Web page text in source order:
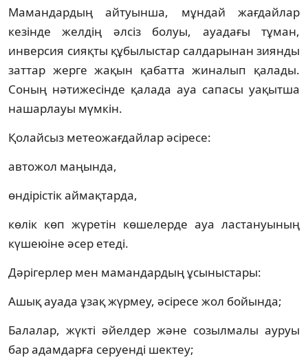
Мамандардың айтуынша, мұндай жағдайлар
кезінде желдің әлсіз болуы, ауадағы тұман,
инверсия сияқты құбылыстар салдарынан зиянды
заттар жерге жақын қабатта жиналып қалады.
Соның нәтижесінде қалада ауа сапасы уақытша
нашарлауы мүмкін.
Қолайсыз метеожағдайлар әсіресе:
автожол маңында,
өндірістік аймақтарда,
көлік көп жүретін көшелерде ауа ластануының
күшеюіне әсер етеді.
Дәрігерлер мен мамандардың ұсыныстары:
Ашық ауада ұзақ жүрмеу, әсіресе жол бойында;
Балалар, жүкті әйелдер және созылмалы ауруы
бар адамдарға серуенді шектеу;